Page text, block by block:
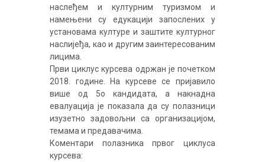
наслеђем и културним туризмом и
намењени су едукацији запослених у
установама културе и заштите културног
наслијеђа, као и другим заинтересованим
лицима.
Први циклус курсева одржан је почетком
2018. године. На курсеве се пријавило
више од 5о кандидата, а накнадна
евалуација је показала да су полазници
изузетно задовољни са организацијом,
темама и предавачима.
Коментари полазника првог циклуса
курсева: